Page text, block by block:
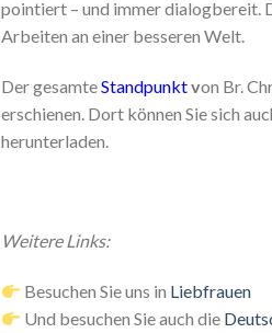
pointiert – und immer dialogbereit.
Arbeiten an einer besseren Welt.
Der gesamteStandpunktvon Br.
erschienen. Dort können Sie sich
herunterladen.
Weitere Links:
Besuchen Sie uns in Liebfrauen
Und besuchen Sie auch die